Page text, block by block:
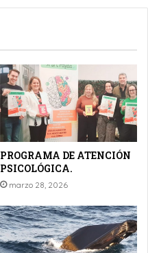
PROGRAMA DE ATENCIÓN
PSICOLÓGICA.
marzo 28, 2026